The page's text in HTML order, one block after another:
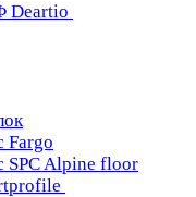
Deartio
Fargo
SPC Alpine floor